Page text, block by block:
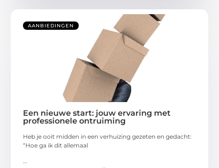
AANBIEDINGEN
Een nieuwe start: jouw ervaring met
professionele ontruiming
Heb je ooit midden in een verhuizing gezeten en gedacht:
“Hoe ga ik dit allemaal
...